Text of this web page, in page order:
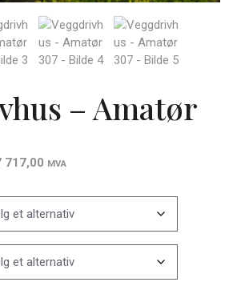
– Amatør
717,00 Prisområde:
605,00
til
kr 87
717,00
MVA